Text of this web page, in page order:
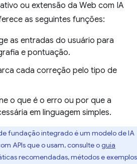
ou extensão da Web com IA
as seguintes funções:
as entradas do usuário para
e pontuação.
cada correção pelo tipo de
o que é o erro ou por que a
em linguagem simples.
fundação integrado é um modelo de IA
APIs que o usam, consulte oguia
recomendadas, métodos e exemplos